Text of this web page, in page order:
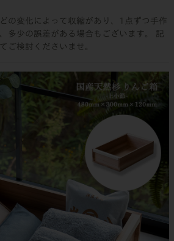
の変化によって収縮があり、1点ずつ手作
多少の誤差がある場合もございます。 記
ご検討くださいませ。